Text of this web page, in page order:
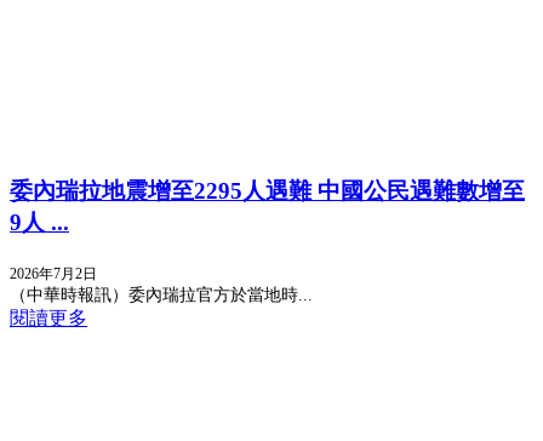
委內瑞拉地震增至2295人遇難 中國公民遇難數增至
9人 ...
2026年7月2日
（中華時報訊）委內瑞拉官方於當地時...
閱讀更多